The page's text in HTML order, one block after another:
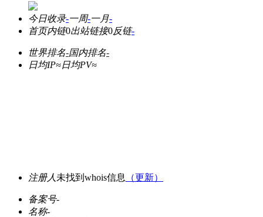
今日收录-一周-一月-
首页内链0出站链接0反链-
世界排名-国内排名-
日均IP≈日均PV≈
注册人 未找到whois信息 （更新）
备案号-
名称-